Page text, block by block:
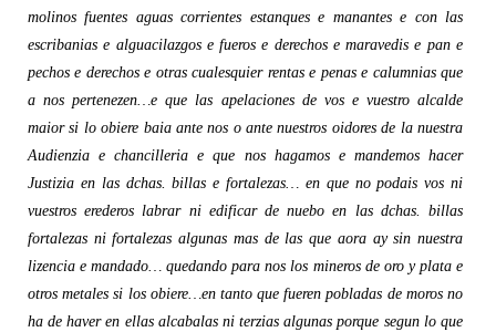
molinos fuentes aguas corrientes estanques e manantes e con las
escribanias e alguacilazgos e fueros e derechos e maravedis e pan e
pechos e derechos e otras cualesquier rentas e penas e calumnias que
a nos pertenezen…e que las apelaciones de vos e vuestro alcalde
maior si lo obiere baia ante nos o ante nuestros oidores de la nuestra
Audienzia e chancilleria e que nos hagamos e mandemos hacer
Justizia en las dchas. billas e fortalezas… en que no podais vos ni
vuestros erederos labrar ni edificar de nuebo en las dchas. billas
fortalezas ni fortalezas algunas mas de las que aora ay sin nuestra
lizencia e mandado… quedando para nos los mineros de oro y plata e
otros metales si los obiere…en tanto que fueren pobladas de moros no
ha de haver en ellas alcabalas ni terzias algunas porque segun lo que